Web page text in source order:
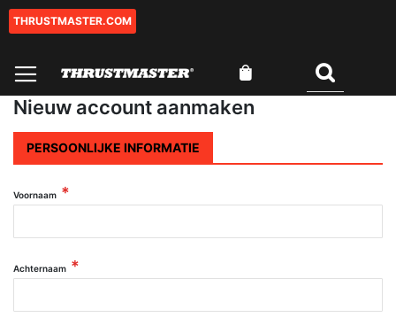
Ga
inhoud
THRUSTMASTER.COM
Nieuw account aanmaken
PERSOONLIJKE INFORMATIE
Voornaam
Achternaam